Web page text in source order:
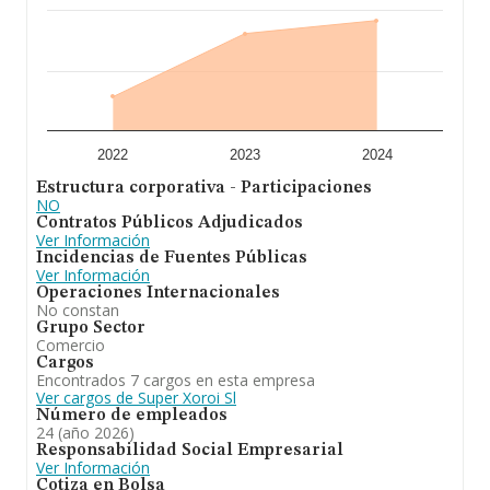
explotación y gestión de un supermercado. Se ha
posicionado más abajo en el ranking nacional (de todas
las empresas presentes en el territorio) frente al 2024.
2022 2023 2024
Estructura corporativa - Participaciones
NO
Contratos Públicos Adjudicados
Ver Información
Incidencias de Fuentes Públicas
Ver Información
Operaciones Internacionales
No constan
Grupo Sector
Comercio
Cargos
Encontrados 7 cargos en esta empresa
Ver cargos de Super Xoroi Sl
Número de empleados
24 (año 2026)
Responsabilidad Social Empresarial
Ver Información
Cotiza en Bolsa